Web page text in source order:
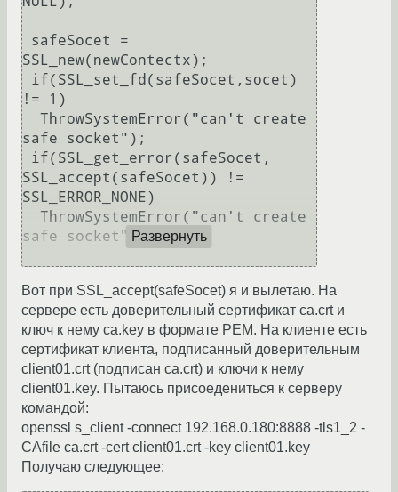
SSL_new(newContectx);
!= 1)
safe socket");
SSL_accept(safeSocet)) !=
SSL_ERROR_NONE)
safe socket"); Развернуть
Вот при SSL_accept(safeSocet) я и вылетаю. На
сервере есть доверительный сертификат ca.crt и
ключ к нему ca.key в формате PEM. На клиенте есть
сертификат клиента, подписанный доверительным
client01.crt (подписан ca.crt) и ключи к нему
client01.key. Пытаюсь присоедениться к серверу
командой:
openssl s_client -connect 192.168.0.180:8888 -tls1_2 -
CAfile ca.crt -cert client01.crt -key client01.key
Получаю следующее: